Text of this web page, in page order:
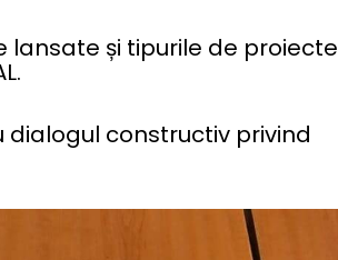
lansate și tipurile de proiecte
constructiv privind